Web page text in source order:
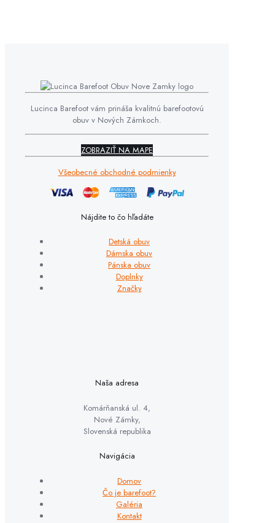
Lucinca Barefoot vám prináša kvalitnú barefootovú
obuv v Nových Zámkoch.
ZOBRAZIŤ NA MAPE
Všeobecné obchodné podmienky
Nájdite to čo hľadáte
Detská obuv
Dámska obuv
Pánska obuv
Doplnky
Značky
Naša adresa
Komárňanská ul. 4,
Nové Zámky,
Slovenská republika
Navigácia
Domov
Čo je barefoot?
Galéria
Kontakt